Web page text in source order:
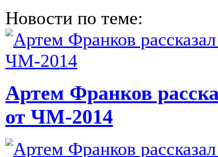
Новости по теме:
Артем Франков
от ЧМ-2014